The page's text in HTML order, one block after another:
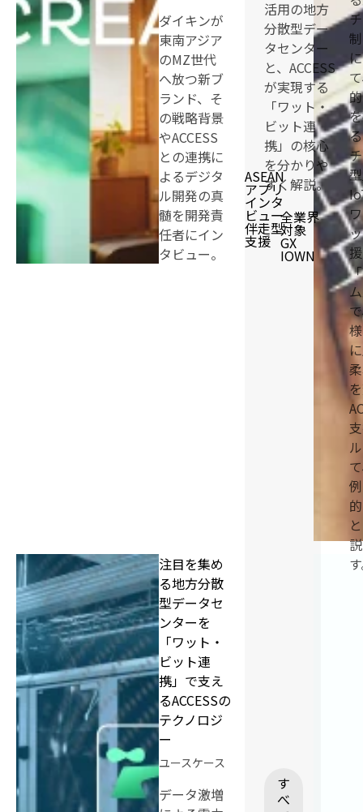
ダイキンが
東南アジア
のMZ世代
へ放つ新ブ
ランド、そ
の戦略背景
やACCESS
との連携に
よるデジタ
ル開発の真
髄を開発責
任者にイン
タビュー。
ASEAN
アプリ
インタ
ビュー
伴走型
支援
注目を集め
る地方分散
型データセ
ンターを
「ワット・
ビット連
携」で支え
るACCESSの
テクノロジ
ー
ユースケース
データ激増
活用の地方
分散型デー
タセンター
と、ACCESS
が実現する
「ワット・
ビット連
携」の核心
を分かりや
すく解説。
全業界
対象
GX
IOWN
す
べ